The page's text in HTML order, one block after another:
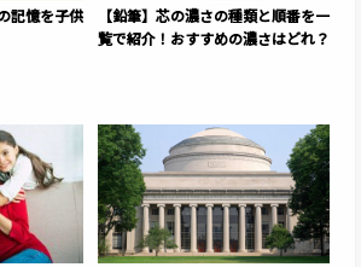
記憶を子供
【鉛筆】芯の濃さの種類と順番を一
覧で紹介！おすすめの濃さはどれ？